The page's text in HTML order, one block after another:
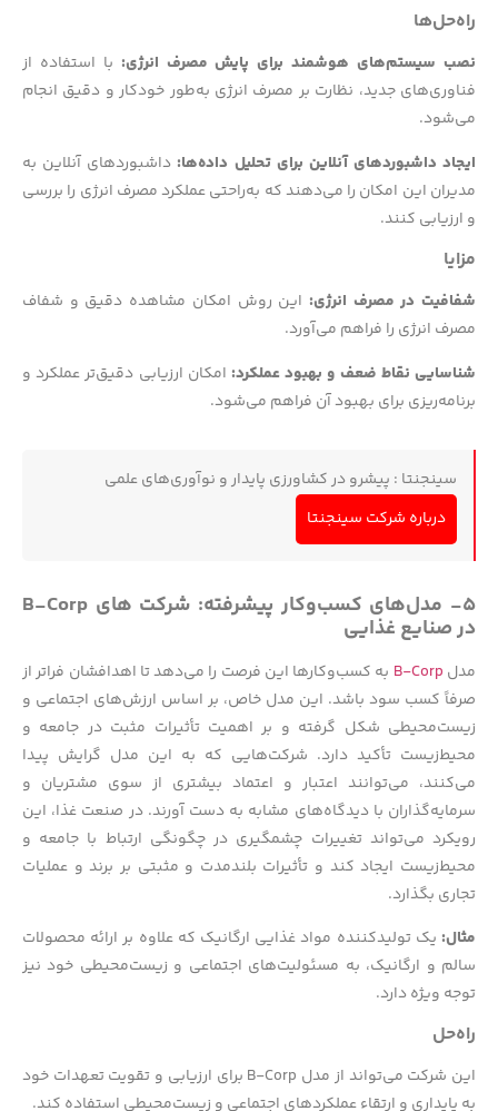
راه‌حل‌ها
نصب سیستم‌های هوشمند برای پایش مصرف انرژی: با استفاده از
فناوری‌های جدید، نظارت بر مصرف انرژی به‌طور خودکار و دقیق انجام
می‌شود.
ایجاد داشبوردهای آنلاین برای تحلیل داده‌ها: داشبوردهای آنلاین به
مدیران این امکان را می‌دهند که به‌راحتی عملکرد مصرف انرژی را بررسی
و ارزیابی کنند.
مزایا
شفافیت در مصرف انرژی: این روش امکان مشاهده دقیق و شفاف
مصرف انرژی را فراهم می‌آورد.
شناسایی نقاط ضعف و بهبود عملکرد: امکان ارزیابی دقیق‌تر عملکرد و
برنامه‌ریزی برای بهبود آن فراهم می‌شود.
سینجنتا : پیشرو در کشاورزی پایدار و نوآوری‌های علمی
درباره شرکت سینجنتا
۵- مدل‌های کسب‌وکار پیشرفته: شرکت‌ های B-Corp
در صنایع غذایی
مدل B-Corp به کسب‌وکارها این فرصت را می‌دهد تا اهدافشان فراتر از
صرفاً کسب سود باشد. این مدل خاص، بر اساس ارزش‌های اجتماعی و
زیست‌محیطی شکل گرفته و بر اهمیت تأثیرات مثبت در جامعه و
محیط‌زیست تأکید دارد. شرکت‌هایی که به این مدل گرایش پیدا
می‌کنند، می‌توانند اعتبار و اعتماد بیشتری از سوی مشتریان و
سرمایه‌گذاران با دیدگاه‌های مشابه به دست آورند. در صنعت غذا، این
رویکرد می‌تواند تغییرات چشمگیری در چگونگی ارتباط با جامعه و
محیط‌زیست ایجاد کند و تأثیرات بلندمدت و مثبتی بر برند و عملیات
تجاری بگذارد.
مثال: یک تولیدکننده مواد غذایی ارگانیک که علاوه بر ارائه محصولات
سالم و ارگانیک، به مسئولیت‌های اجتماعی و زیست‌محیطی خود نیز
توجه ویژه دارد.
راه‌حل
این شرکت می‌تواند از مدل B-Corp برای ارزیابی و تقویت تعهدات خود
به پایداری و ارتقاء عملکردهای اجتماعی و زیست‌محیطی استفاده کند.